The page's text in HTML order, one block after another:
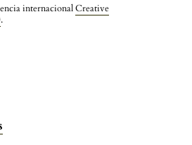
internacionalCreative
.